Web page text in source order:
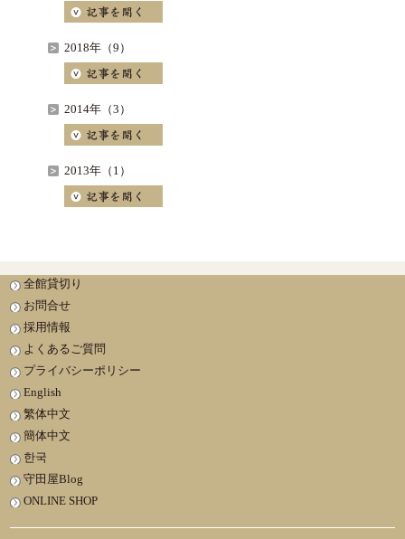
2018年（9）
2014年（3）
2013年（1）
全館貸切り
お問合せ
採用情報
よくあるご質問
プライバシーポリシー
English
繁体中文
簡体中文
한국
守田屋Blog
ONLINE SHOP